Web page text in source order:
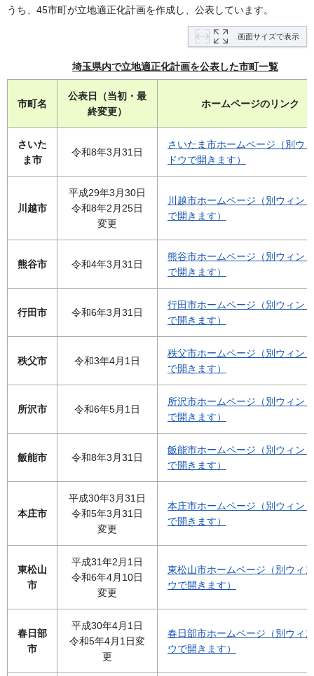
うち、45市町が立地適正化計画を作成し、公表しています。
画面サイズで表示
埼玉県内で立地適正化計画を公表した市町一覧
市町名
公表日（当初・最
終変更）
ホームページのリンク
さいた
ま市
令和8年3月31日
さいたま市ホームページ（別ウ
ドウで開きます）
川越市
平成29年3月30日
令和8年2月25日
変更
川越市ホームページ（別ウィン
で開きます）
熊谷市 令和4年3月31日
熊谷市ホームページ（別ウィン
で開きます）
行田市 令和6年3月31日
行田市ホームページ（別ウィン
で開きます）
秩父市 令和3年4月1日
秩父市ホームページ（別ウィン
で開きます）
所沢市 令和6年5月1日
所沢市ホームページ（別ウィン
で開きます）
飯能市 令和8年3月31日
飯能市ホームページ（別ウィン
で開きます）
本庄市
平成30年3月31日
令和5年3月31日
変更
本庄市ホームページ（別ウィン
で開きます）
東松山
市
平成31年2月1日
令和6年4月10日
変更
東松山市ホームページ（別ウィ
ウで開きます）
春日部
市
平成30年4月1日
令和5年4月1日変
更
春日部市ホームページ（別ウィ
ウで開きます）